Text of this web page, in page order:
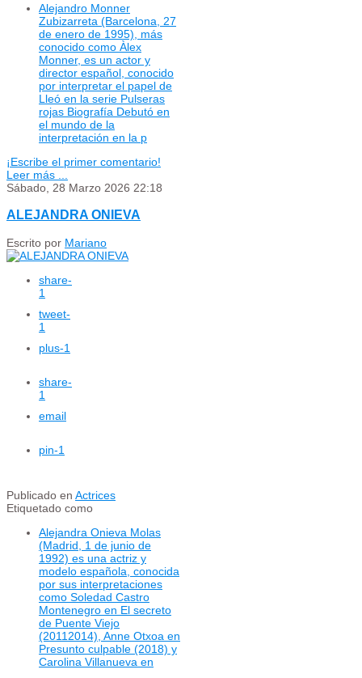
Alejandro Monner
Zubizarreta (Barcelona, ​​27
de enero de 1995), más
conocido como Àlex
Monner, es un actor y
director español, conocido
por interpretar el papel de
Lleó en la serie Pulseras
rojas Biografía Debutó en
el mundo de la
interpretación en la p
¡Escribe el primer comentario!
Leer más ...
Sábado, 28 Marzo 2026 22:18
ALEJANDRA ONIEVA
Escrito por Mariano
share-
1
tweet-
1
plus-1
share-
1
email
pin-1
Publicado en Actrices
Etiquetado como
Alejandra Onieva Molas
(Madrid, 1 de junio de
1992) es una actriz y
modelo española, conocida
por sus interpretaciones
como Soledad Castro
Montenegro en El secreto
de Puente Viejo
(20112014), Anne Otxoa en
Presunto culpable (2018) y
Carolina Villanueva en